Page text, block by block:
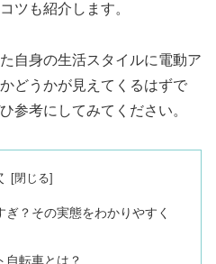
ツも紹介します。
自身の生活スタイルに電動ア
どうかが見えてくるはずで
参考にしてみてください。
？その実態をわかりやすく
自転車とは？